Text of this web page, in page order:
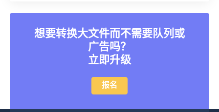
想要转换大文件而不需要队列或
广告吗？
立即升级
报名